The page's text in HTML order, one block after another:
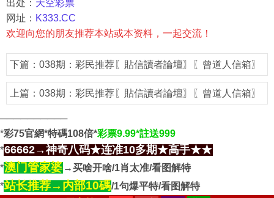
出处： 天空彩票
网址： K333.CC
欢迎向您的朋友推荐本站或本资料，一起交流！
下篇： 038期：彩民推荐〖貼信讀者論壇〗〖曾道人信箱〗
上篇： 038期：彩民推荐〖貼信讀者論壇〗〖曾道人信箱〗
──────────
*彩75官網*特碼108倍*彩票9.99*註送999
*66662→神奇八码★连准10多期★高手★★
*澳门管家婆 →买啥开啥/1肖太准/看图解特
*站长推荐→内部10碼/1句爆平特/看图解特